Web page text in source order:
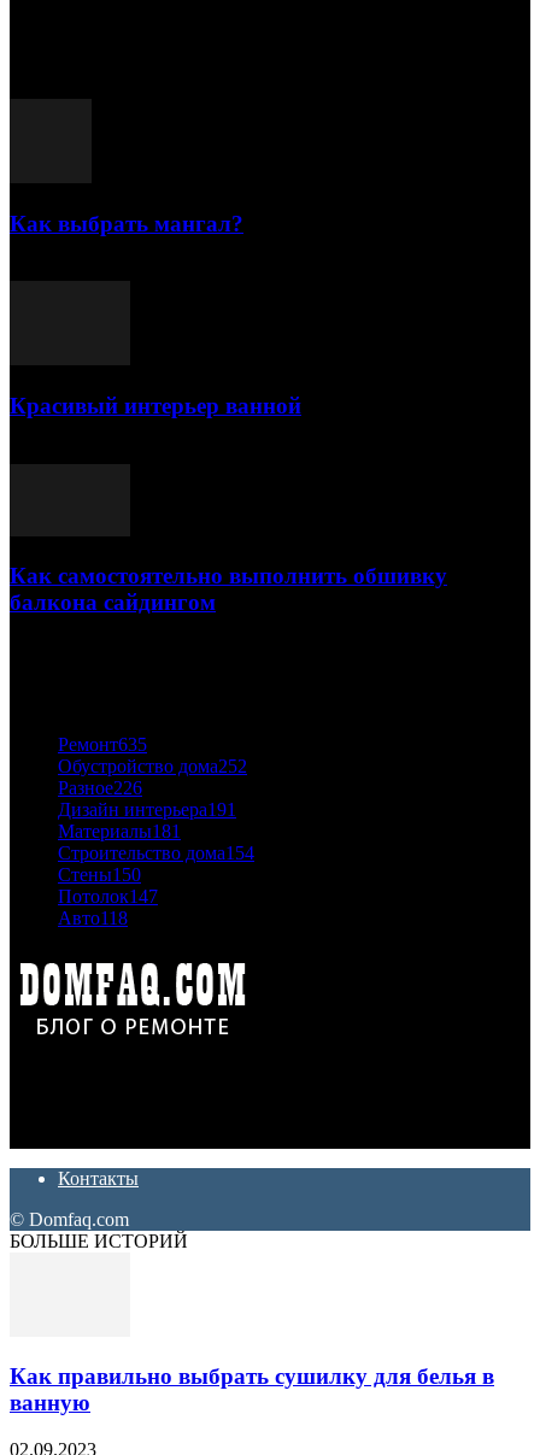
Как выбрать мангал?
Красивый интерьер ванной
Как самостоятельно выполнить обшивку
балкона сайдингом
Ремонт635
Обустройство дома252
Разное226
Дизайн интерьера191
Материалы181
Строительство дома154
Стены150
Потолок147
Авто118
Контакты
© Domfaq.com
БОЛЬШЕ ИСТОРИЙ
Как правильно выбрать сушилку для белья в
ванную
02.09.2023